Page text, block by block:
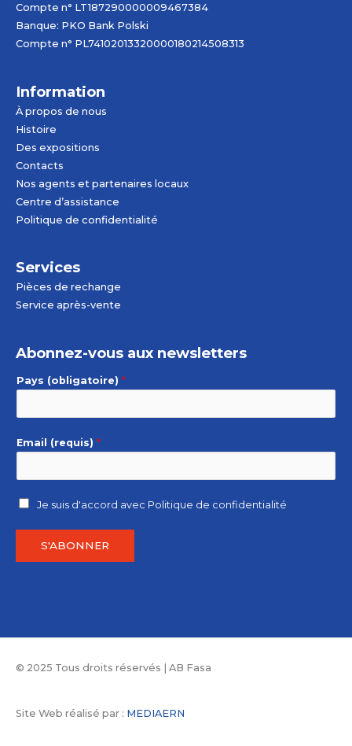
Compte n° LT187290000009467384
Banque: PKO Bank Polski
Compte n° PL74102013320000180214508313
Information
À propos de nous
Histoire
Des expositions
Contacts
Nos agents et partenaires locaux
Centre d’assistance
Politique de confidentialité
Services
Pièces de rechange
Service après-vente
Abonnez-vous aux newsletters
Pays (obligatoire) *
Email (requis) *
Je suis d'accord avec Politique de confidentialité
S'ABONNER
© 2025 Tous droits réservés | AB Fasa
Site Web réalisé par : MEDIAERN